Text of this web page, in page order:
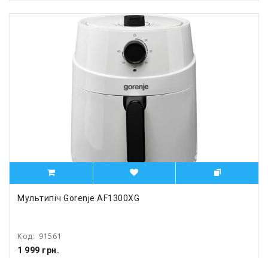
Мультипіч Gorenje AF1300XG
Код: 91561
1 999 грн.